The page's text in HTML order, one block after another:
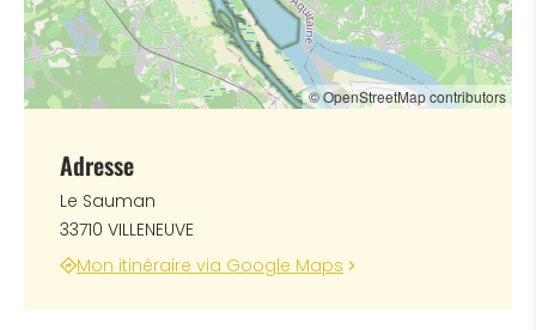
© OpenStreetMap contributors
Adresse
Le Sauman
33710 VILLENEUVE
Mon itinéraire via Google Maps